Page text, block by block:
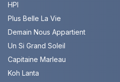
HPI
Plus Belle La Vie
Demain Nous Appartient
Un Si Grand Soleil
Capitaine Marleau
Koh Lanta